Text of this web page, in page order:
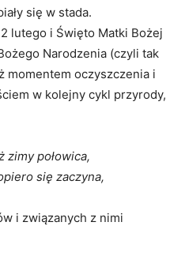
się w stada.
lutego i Święto Matki Bożej
Narodzenia (czyli tak
momentem oczyszczenia i
w kolejny cykl przyrody,
zimy połowica,
się zaczyna,
i związanych z nimi